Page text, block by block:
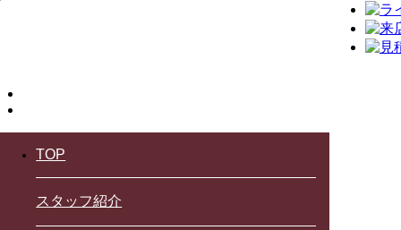
TOP
スタッフ紹介